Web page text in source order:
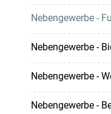
Nebengewerbe -
Nebengewerbe -
Nebengewerbe -
Nebengewerbe -